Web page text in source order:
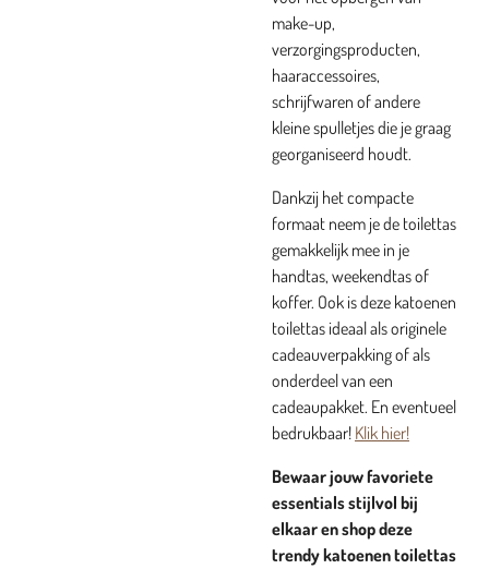
make-up,
verzorgingsproducten,
haaraccessoires,
schrijfwaren of andere
kleine spulletjes die je graag
georganiseerd houdt.
Dankzij het compacte
formaat neem je de toilettas
gemakkelijk mee in je
handtas, weekendtas of
koffer. Ook is deze katoenen
toilettas ideaal als originele
cadeauverpakking of als
onderdeel van een
cadeaupakket. En eventueel
bedrukbaar! Klik hier!
Bewaar jouw favoriete
essentials stijlvol bij
elkaar en shop deze
trendy katoenen toilettas